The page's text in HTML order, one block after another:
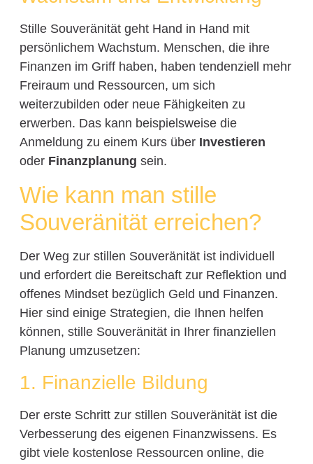
Stille Souveränität geht Hand in Hand mit
persönlichem Wachstum. Menschen, die ihre
Finanzen im Griff haben, haben tendenziell mehr
Freiraum und Ressourcen, um sich
weiterzubilden oder neue Fähigkeiten zu
erwerben. Das kann beispielsweise die
Anmeldung zu einem Kurs über Investieren
oder Finanzplanung sein.
Wie kann man stille
Souveränität erreichen?
Der Weg zur stillen Souveränität ist individuell
und erfordert die Bereitschaft zur Reflektion und
offenes Mindset bezüglich Geld und Finanzen.
Hier sind einige Strategien, die Ihnen helfen
können, stille Souveränität in Ihrer finanziellen
Planung umzusetzen:
1. Finanzielle Bildung
Der erste Schritt zur stillen Souveränität ist die
Verbesserung des eigenen Finanzwissens. Es
gibt viele kostenlose Ressourcen online, die